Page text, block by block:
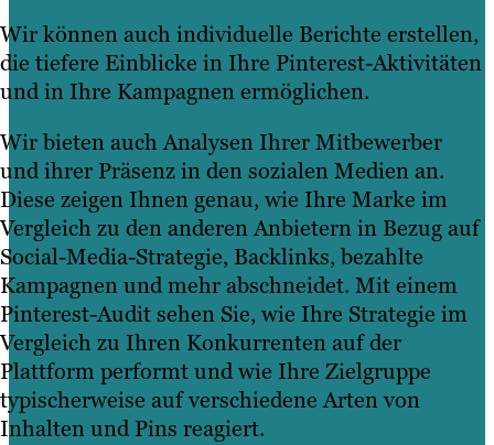
Wir können auch individuelle Berichte erstellen,
die tiefere Einblicke in Ihre Pinterest-Aktivitäten
und in Ihre Kampagnen ermöglichen.
Wir bieten auch Analysen Ihrer Mitbewerber
und ihrer Präsenz in den sozialen Medien an.
Diese zeigen Ihnen genau, wie Ihre Marke im
Vergleich zu den anderen Anbietern in Bezug auf
Social-Media-Strategie, Backlinks, bezahlte
Kampagnen und mehr abschneidet. Mit einem
Pinterest-Audit sehen Sie, wie Ihre Strategie im
Vergleich zu Ihren Konkurrenten auf der
Plattform performt und wie Ihre Zielgruppe
typischerweise auf verschiedene Arten von
Inhalten und Pins reagiert.